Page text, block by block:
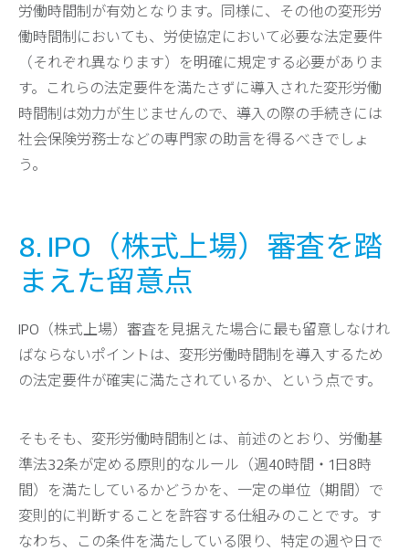
労働時間制が有効となります。同様に、その他の変形労
働時間制においても、労使協定において必要な法定要件
（それぞれ異なります）を明確に規定する必要がありま
す。これらの法定要件を満たさずに導入された変形労働
時間制は効力が生じませんので、導入の際の手続きには
社会保険労務士などの専門家の助言を得るべきでしょ
う。
8. IPO（株式上場）審査を踏
まえた留意点
IPO（株式上場）審査を見据えた場合に最も留意しなけれ
ばならないポイントは、変形労働時間制を導入するため
の法定要件が確実に満たされているか、という点です。
そもそも、変形労働時間制とは、前述のとおり、労働基
準法32条が定める原則的なルール（週40時間・1日8時
間）を満たしているかどうかを、一定の単位（期間）で
変則的に判断することを許容する仕組みのことです。す
なわち、この条件を満たしている限り、特定の週や日で